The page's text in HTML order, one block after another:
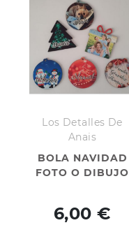
Los Detalles De
Anais
BOLA NAVIDAD
FOTO O DIBUJO
6,00 €